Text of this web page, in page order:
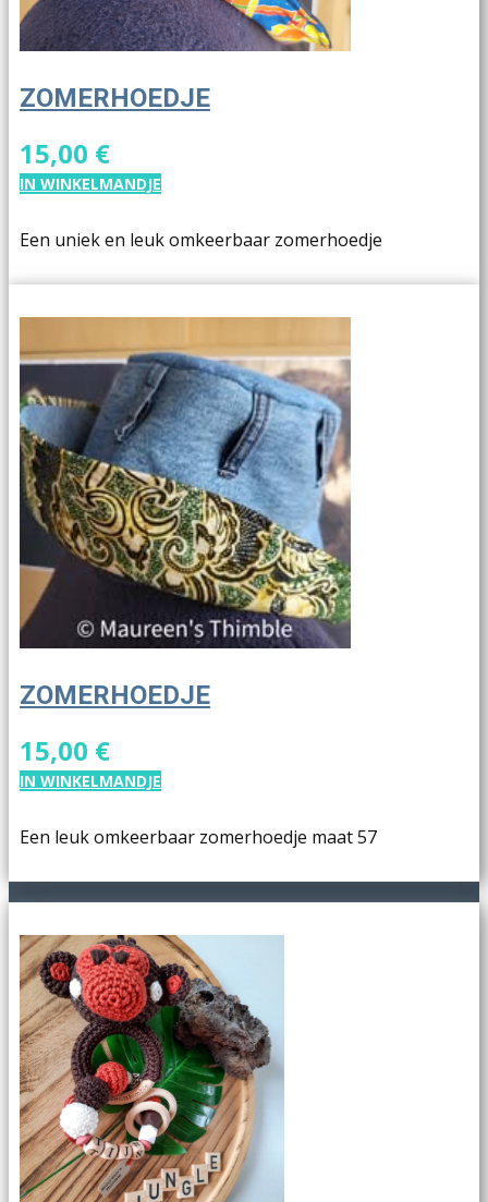
ZOMERHOEDJE
15,00 €
IN WINKELMANDJE
Een uniek en leuk omkeerbaar zomerhoedje
ZOMERHOEDJE
15,00 €
IN WINKELMANDJE
Een leuk omkeerbaar zomerhoedje maat 57